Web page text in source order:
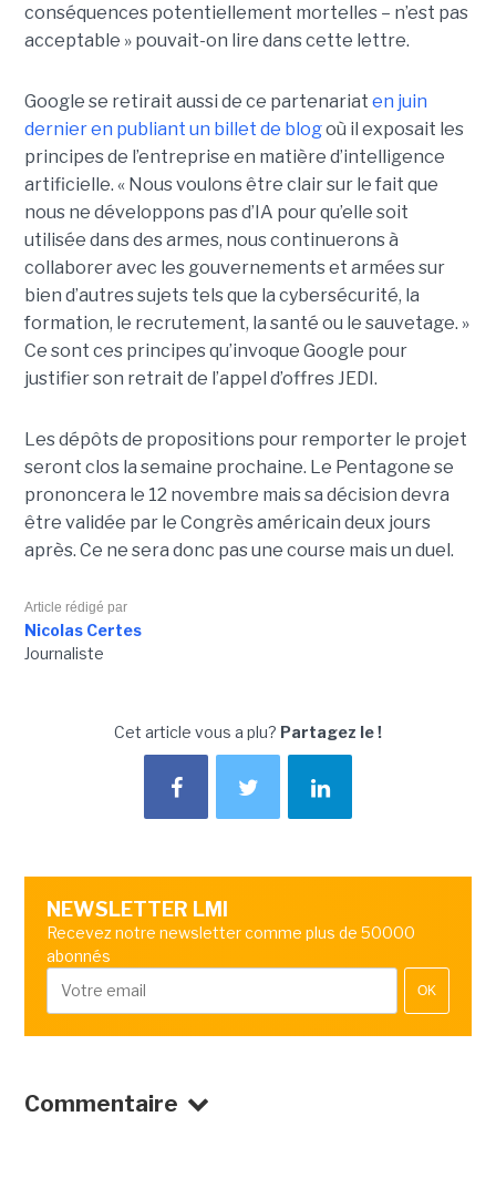
conséquences potentiellement mortelles – n’est pas
acceptable » pouvait-on lire dans cette lettre.
Google se retirait aussi de ce partenariat en juin
dernier en publiant un billet de blogoù il exposait les
principes de l’entreprise en matière d’intelligence
artificielle. « Nous voulons être clair sur le fait que
nous ne développons pas d’IA pour qu’elle soit
utilisée dans des armes, nous continuerons à
collaborer avec les gouvernements et armées sur
bien d’autres sujets tels que la cybersécurité, la
formation, le recrutement, la santé ou le sauvetage. »
Ce sont ces principes qu’invoque Google pour
justifier son retrait de l’appel d’offres JEDI.
Les dépôts de propositions pour remporter le projet
seront clos la semaine prochaine. Le Pentagone se
prononcera le 12 novembre mais sa décision devra
être validée par le Congrès américain deux jours
après. Ce ne sera donc pas une course mais un duel.
Article rédigé par
Nicolas Certes
Journaliste
Cet article vous a plu? Partagez le !
NEWSLETTER LMI
Recevez notre newsletter comme plus de 50000
abonnés
OK
Commentaire